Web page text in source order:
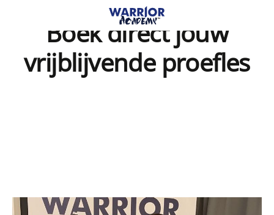
Boek direct jouw
vrijblijvende proefles